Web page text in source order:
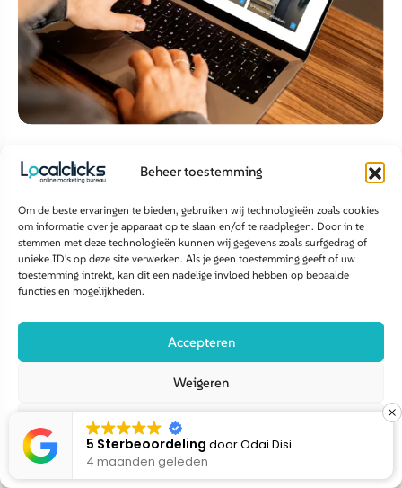
Beheer toestemming
Om de beste ervaringen te bieden, gebruiken wij technologieën zoals cookies
om informatie over je apparaat op te slaan en/of te raadplegen. Door in te
stemmen met deze technologieën kunnen wij gegevens zoals surfgedrag of
unieke ID's op deze site verwerken. Als je geen toestemming geeft of uw
toestemming intrekt, kan dit een nadelige invloed hebben op bepaalde
functies en mogelijkheden.
Accepteren
Weigeren
Bekijk voorkeuren
CookiebeleidDisclaimer privacy policy
Sanidirect
5 Sterbeoordeling doorLinda Linda
4 maanden geleden